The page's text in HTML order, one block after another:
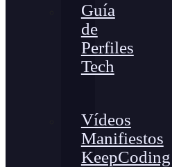
Guía
de
Perfiles
Tech
Vídeos
Manifiestos
KeepCoding